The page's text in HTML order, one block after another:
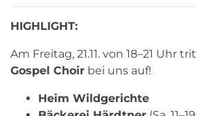
HIGHLIGHT:
Am Freitag, 21.11. von 18–21 Uhr
Gospel Choir bei uns auf!
Heim Wildgerichte